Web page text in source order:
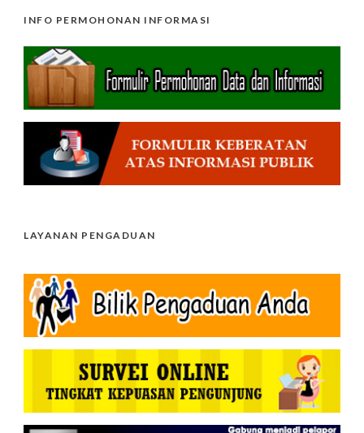
INFO PERMOHONAN INFORMASI
LAYANAN PENGADUAN